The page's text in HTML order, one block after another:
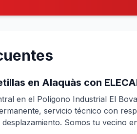
en Alaquàs con
en el Polígono Industrial El
servicio técnico con
Somos tu vecino